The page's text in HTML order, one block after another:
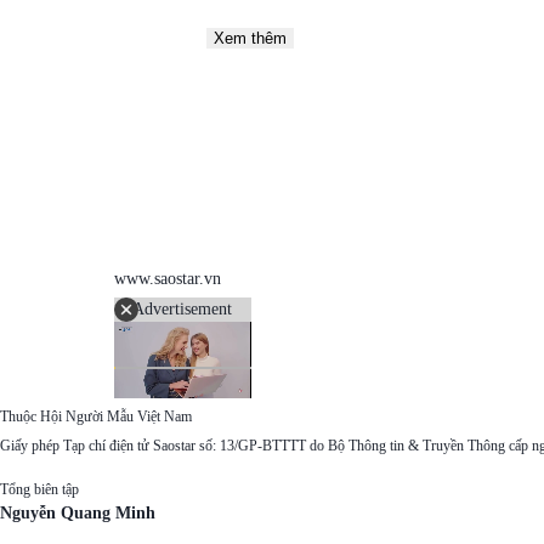
Xem thêm
www.saostar.vn
Advertisement
Thuộc Hội Người Mẫu Việt Nam
Giấy phép Tạp chí điện tử Saostar số: 13/GP-BTTTT do Bộ Thông tin & Truyền Thông cấp
Tổng biên tập
Nguyễn Quang Minh